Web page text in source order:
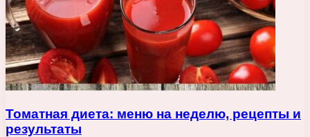
Томатная диета: меню на неделю, рецепты и
результаты